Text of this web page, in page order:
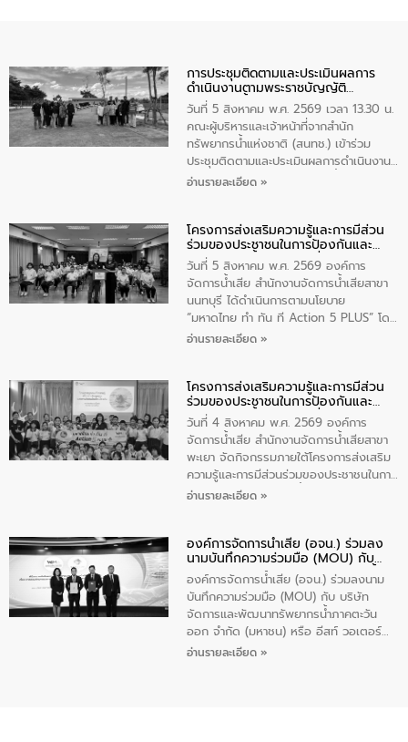
การประชุมติดตามและประเมินผลการ
ดำเนินงานตามพระราชบัญญัติ
ทรัพยากรน้ำ พ.ศ. 2561 ประจำ
ปีงบประมาณ พ.ศ. 2569
วันที่ 5 สิงหาคม พ.ศ. 2569 เวลา 13.30 น.
คณะผู้บริหารและเจ้าหน้าที่จากสำนัก
ทรัพยากรน้ำแห่งชาติ (สนทช.) เข้าร่วม
ประชุมติดตามและประเมินผลการดำเนินงาน
ตามพระราชบัญญัติทรัพยากรน้ำ พ.ศ. 2561
วัดสิงห์ จังหวัดชัยนาท โดยมีนายแสงชัย
สุขชื่น นายกเทศมนตรีตำบลวัดสิงห์ คณะผู้
บริหารเทศบาลตำบลวัดสิงห์ ผู้นำชุมชน และ
ประชาชนในพื้นที่เทศบาลตำบลวัดสิงก์ที่มี
ส่วนได้ส่วนเสียในโครงก่อสร้างศูนย์บริหาร
จัดการคุณภาพน้ำเทศบาลตำบลวัดสิงห์
จังหวัดชัยนาท ให้การต้อนรับ
อ่านรายละเอียด »
โครงการส่งเสริมความรู้และการมีส่วน
ร่วมของประชาชนในการป้องกันและ
แก้ไขปัญหาน้ำเสียอย่างยั่งยืน
วันที่ 5 สิงหาคม พ.ศ. 2569 องค์การ
จัดการน้ำเสีย สำนักงานจัดการน้ำเสียสาขา
นนทบุรี ได้ดำเนินการตามนโยบาย
“มหาดไทย ทำ ทัน ที Action 5 PLUS” โดย
จัดโครงการส่งเสริมความรู้และการมีส่วน
“ชุมชนร่วมใจ น้ำใสยั่งยืน” ได้บรรยายให้
ความรู้เกี่ยวกับการจัดการน้ำเสียและการใช้
ถังดักไขมันให้แก่นักเรียนโรงเรียนวัดบ่อ
(นันทวิทยา) เทศบาลนครปากเกร็ด อำเภอ
ปากเกร็ด จังหวัดนนทบุรี จำนวน 30 คน
อ่านรายละเอียด »
โครงการส่งเสริมความรู้และการมีส่วน
ร่วมของประชาชนในการป้องกันและ
แก้ไขปัญหาน้ำเสียอย่างยั่งยืน
วันที่ 4 สิงหาคม พ.ศ. 2569 องค์การ
จัดการน้ำเสีย สำนักงานจัดการน้ำเสียสาขา
พะเยา จัดกิจกรรมภายใต้โครงการส่งเสริม
ความรู้และการมีส่วนร่วมของประชาชนในการ
ป้องกันและแก้ไขปัญหาน้ำเสียอย่างยั่งยืน
ชุมชนและการบำบัดน้ำเสียเบื้องต้น ให้กับ
นักเรียนชั้นประถมศึกษาปีที่ 5 โรงเรียน
เทศบาล 1 (พะเยาประชานุกูล) จำนวน 30
คน
อ่านรายละเอียด »
องค์การจัดการน้ำเสีย (อจน.) ร่วมลง
นามบันทึกความร่วมมือ (MOU) กับ
บริษัท จัดการและพัฒนาทรัพยากรน้ำ
ภาคตะวันออก จำกัด (มหาชน) หรือ อีส
ท์ วอเตอร์
องค์การจัดการน้ำเสีย (อจน.) ร่วมลงนาม
บันทึกความร่วมมือ (MOU) กับ บริษัท
จัดการและพัฒนาทรัพยากรน้ำภาคตะวัน
ออก จำกัด (มหาชน) หรือ อีสท์ วอเตอร์
เมื่อวันอังคารที่ 4 สิงหาคม 2569 ณ ห้อง
อ่านรายละเอียด »